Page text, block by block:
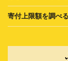
寄付上限額を調べる